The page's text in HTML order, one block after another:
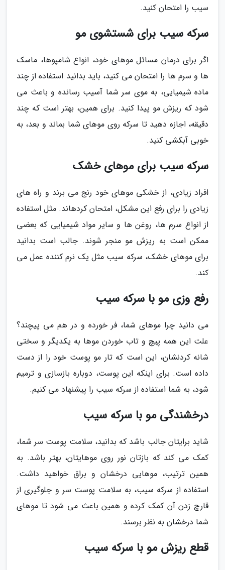
سیب را امتحان کنید.
سرکه سیب برای شستشوی مو
اگر برای درمان مسائل موهای خود، انواع شامپوها، ماسک
ها و سرم ها را امتحان می کنید، باید بدانید استفاده از چند
ماده شیمیایی، به موی سر شما آسیب رسانده و باعث می
شود که ریزش مو پیدا کنید. برای همین، بهتر است که چند
دقیقه، اجازه دهید تا سرکه روی موهای شما بماند و بعد، به
خوبی آبکشی کنید.
سرکه سیب برای موهای خشک
افراد زیادی، از خشکی موهای خود رنج می برند و راه های
زیادی را برای رفع این مشکل، امتحان کردهاند. مثل استفاده
از انواع سرم ها، روغن ها و سایر مواد شیمیایی که بعضی
ممکن است به ریزش مو منجر شوند. جالب است بدانید
برای موهای خشک، سرکه سیب مثل یک نرم کننده عمل می
کند.
رفع وزی مو با سرکه سیب
می دانید چرا موهای شما، فر خورده و در هم می پیچند؟
علت این همه پیچ و تاب خوردن موها به یکدیگر و سختی
شانه کردنشان، این است که تار مو پوست خود را از دست
داده است. برای اینکه این پوست، دوباره بازسازی و ترمیم
شود، به شما استفاده از سرکه سیب را پیشنهاد می کنیم.
درخشندگی مو با سرکه سیب
شاید برایتان جالب باشد که بدانید، سلامت پوست سر شما،
کمک می کند که بازتان نور روی موهایتان، بهتر باشد. به
همین ترتیب، موهایی درخشان و براق خواهید داشت.
استفاده از سرکه سیب، به سلامت پوست سر و جلوگیری از
قارچ زدن آن کمک کرده و همین باعث می شود تا موهای
شما درخشان به نظر برسند.
قطع ریزش مو با سرکه سیب